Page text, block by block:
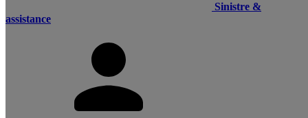
Sinistre &
assistance